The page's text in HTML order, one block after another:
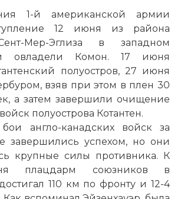
1-й американской армии
12 июня из района
Мер-Эглиза в западном
овладели Комон. 17 июня
полуостров, 27 июня
взяв при этом в плен 30
а затем завершили очищение
полуострова Котантен.
англо-канадских войск за
завершились успехом, но они
крупные силы противника. К
плацдарм союзников в
110 км по фронту и 12-4